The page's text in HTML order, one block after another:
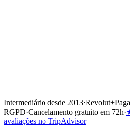
Intermediário desde 2013·Revolut+
RGPD·Cancelamento gratuito em 72h·
avaliações no TripAdvisor